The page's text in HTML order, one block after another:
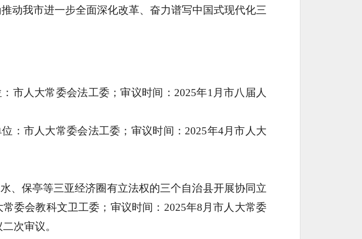
动我市进一步全面深化改革、奋力谱写中国式现代化三
市人大常委会法工委；审议时间： 2025年1月市八届人
：市人大常委会法工委；审议时间： 2025年4月市人大
水、保亭等三亚经济圈有立法权的三个自治县开展协同立
委会教科文卫工委；审议时间： 2025年8月市人大常委
次审议。